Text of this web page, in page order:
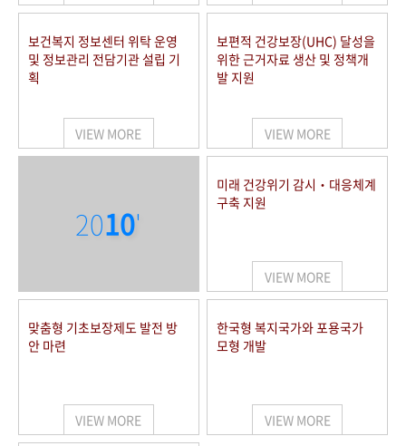
보건복지 정보센터 위탁 운영
및 정보관리 전담기관 설립 기
획
VIEW MORE
보편적 건강보장(UHC) 달성을
위한 근거자료 생산 및 정책개
발 지원
VIEW MORE
2010'
미래 건강위기 감시‧대응체계
구축 지원
VIEW MORE
맞춤형 기초보장제도 발전 방
안 마련
VIEW MORE
한국형 복지국가와 포용국가
모형 개발
VIEW MORE